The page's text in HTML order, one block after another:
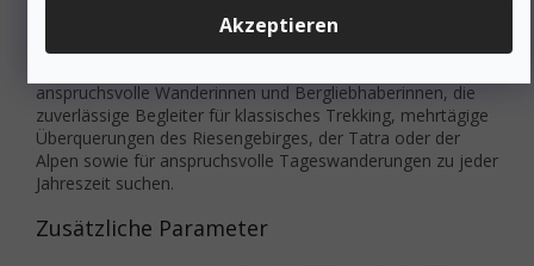
Akzeptieren
unter hoher Belastung bei
anspruchsvolle Wanderinnen und Bergliebhaberinnen, die
zuverlässige Begleiter für klassisches Trekking, mehrtägige
Überquerungen des Riesengebirges, der Tatra oder der
Alpen sowie für anspruchsvolle Tageswanderungen zu jeder
Jahreszeit suchen.
Zusätzliche Parameter